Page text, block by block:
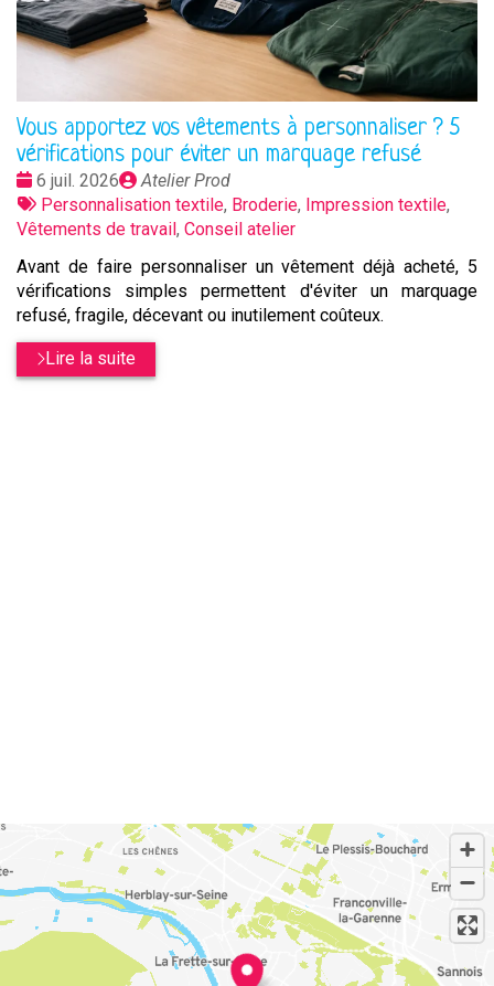
Vous apportez vos vêtements à personnaliser ? 5
vérifications pour éviter un marquage refusé
Date
:
6 juil. 2026
Publié
par
Atelier Prod
Tags
:
Personnalisation textile, Broderie, Impression textile,
Vêtements de travail, Conseil atelier
Avant de faire personnaliser un vêtement déjà acheté, 5
vérifications simples permettent d'éviter un marquage
refusé, fragile, décevant ou inutilement coûteux.
Lire la suite